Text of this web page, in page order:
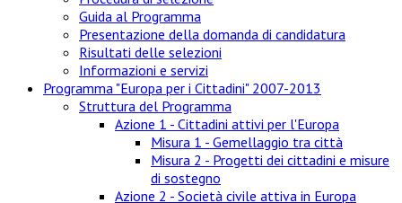
Guida al Programma
Presentazione della domanda di candidatura
Risultati delle selezioni
Informazioni e servizi
Programma "Europa per i Cittadini" 2007-2013
Struttura del Programma
Azione 1 - Cittadini attivi per l'Europa
Misura 1 - Gemellaggio tra città
Misura 2 - Progetti dei cittadini e misure
di sostegno
Azione 2 - Società civile attiva in Europa